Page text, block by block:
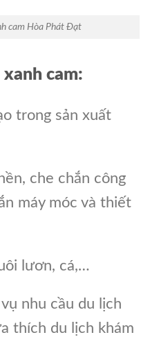
cam Hòa Phát Đạt
cam:
trong sản xuất
che chắn công
máy móc và thiết
lươn, cá,…
nhu cầu du lịch
thích du lịch khám